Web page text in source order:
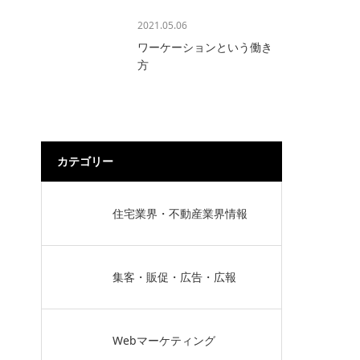
2021.05.06
ワーケーションという働き
方
カテゴリー
住宅業界・不動産業界情報
集客・販促・広告・広報
Webマーケティング